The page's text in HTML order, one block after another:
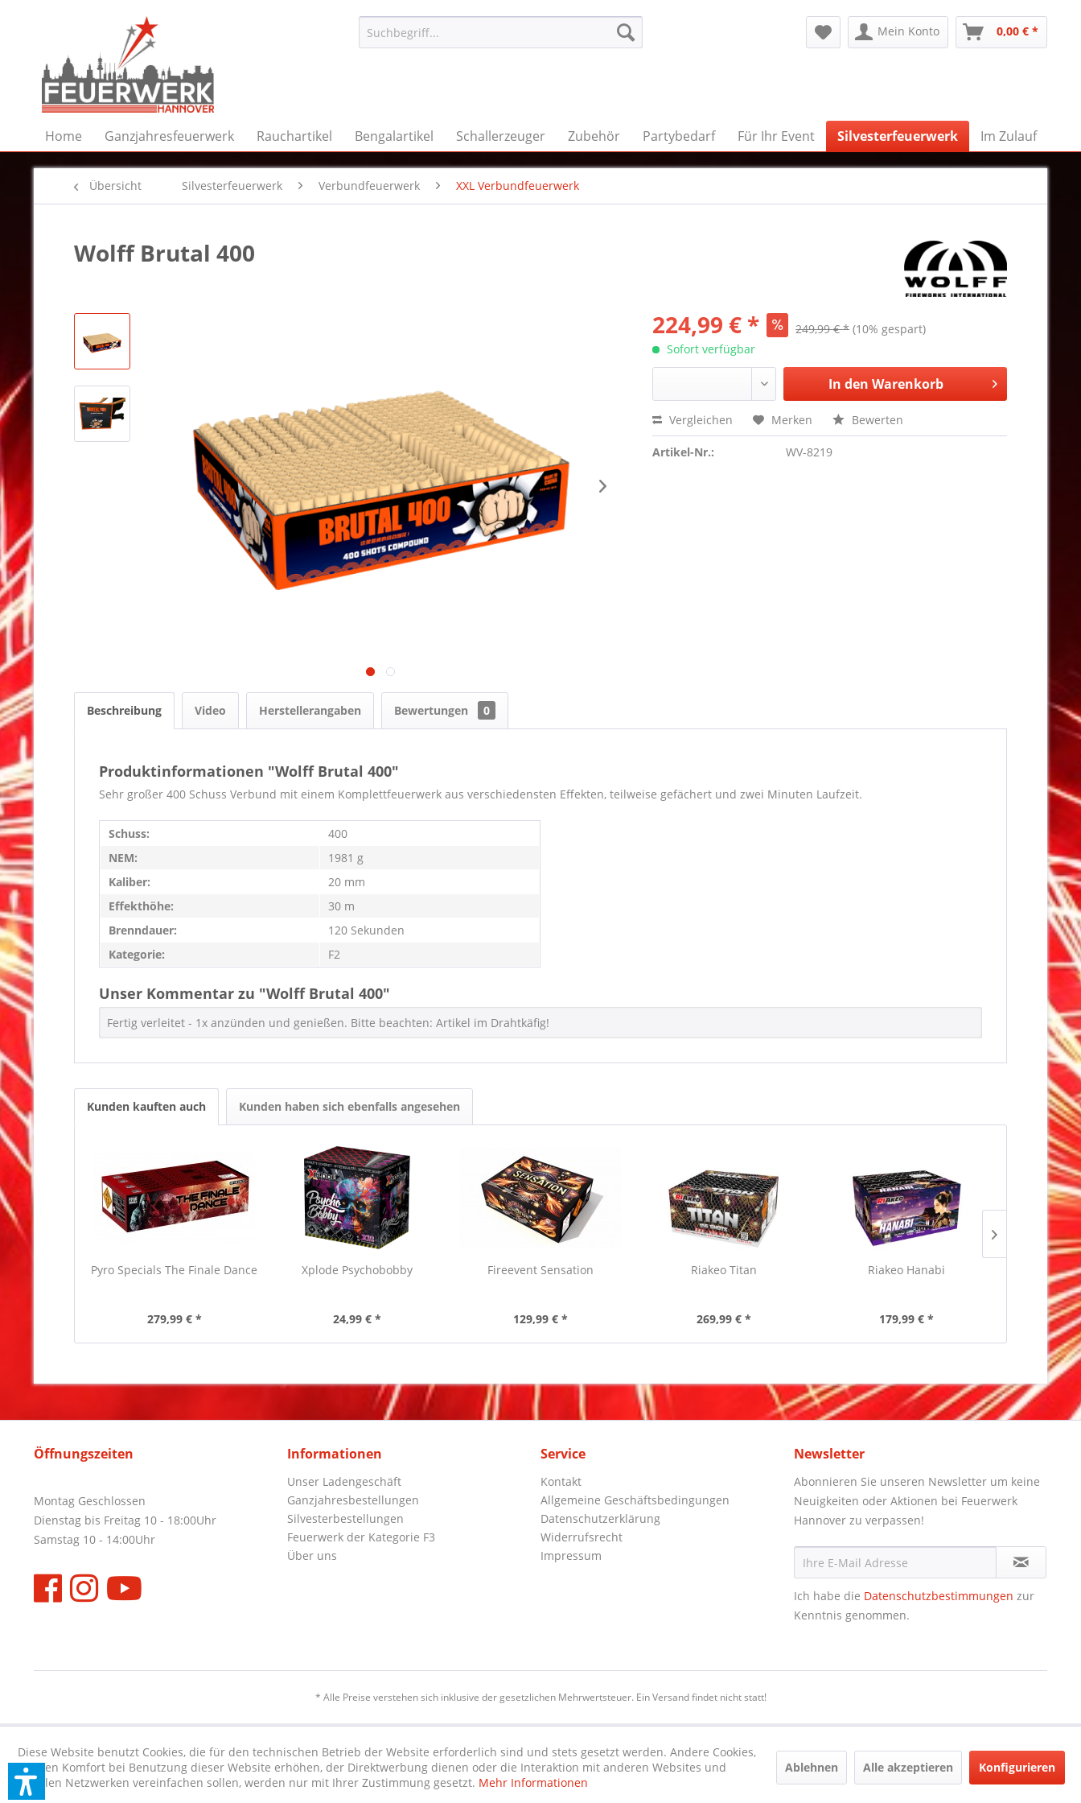
Mein Konto 0,00 € *
Home Ganzjahresfeuerwerk Rauchartikel Bengalartikel Schallerzeuger Zubehör Partybedarf Für Ihr Event Silvesterfeuerwerk Im Zulauf
Übersicht Silvesterfeuerwerk Verbundfeuerwerk XXL Verbundfeuerwerk
Wolff Brutal 400
224,99 € * 249,99 € * (10% gespart)
Sofort verfügbar
In den Warenkorb
Vergleichen Merken Bewerten
Artikel-Nr.: WV-8219
Beschreibung Video Herstellerangaben Bewertungen 0
Produktinformationen "Wolff Brutal 400"
Sehr großer 400 Schuss Verbund mit einem Komplettfeuerwerk aus verschiedensten Effekten, teilweise gefächert und zwei Minuten Laufzeit.
Schuss:
400
NEM:
1981 g
Kaliber:
20 mm
Effekthöhe:
30 m
Brenndauer:
120 Sekunden
Kategorie:
F2
Unser Kommentar zu "Wolff Brutal 400"
Fertig verleitet - 1x anzünden und genießen. Bitte beachten: Artikel im Drahtkäfig!
Kunden kauften auch Kunden haben sich ebenfalls angesehen
Pyro Specials The Finale Dance
279,99 € *
Xplode Psychobobby
24,99 € *
Fireevent Sensation
129,99 € *
Riakeo Titan
269,99 € *
Riakeo Hanabi
179,99 € * 134,99
Öffnungszeiten
Montag Geschlossen
Dienstag bis Freitag 10 - 18:00Uhr
Samstag 10 - 14:00Uhr
Informationen
Unser Ladengeschäft
Ganzjahresbestellungen
Silvesterbestellungen
Feuerwerk der Kategorie F3
Über uns
Service
Kontakt
Allgemeine Geschäftsbedingungen
Datenschutzerklärung
Widerrufsrecht
Impressum
Newsletter
Abonnieren Sie unseren Newsletter um keine
Neuigkeiten oder Aktionen bei Feuerwerk
Hannover zu verpassen!
Ich habe die Datenschutzbestimmungen zur
Kenntnis genommen.
* Alle Preise verstehen sich inklusive der gesetzlichen Mehrwertsteuer. Ein Versand findet nicht statt!
Diese Website benutzt Cookies, die für den technischen Betrieb der Website erforderlich sind und stets gesetzt werden. Andere Cookies,
die den Komfort bei Benutzung dieser Website erhöhen, der Direktwerbung dienen oder die Interaktion mit anderen Websites und
sozialen Netzwerken vereinfachen sollen, werden nur mit Ihrer Zustimmung gesetzt. Mehr Informationen
Ablehnen Alle akzeptieren Konfigurieren